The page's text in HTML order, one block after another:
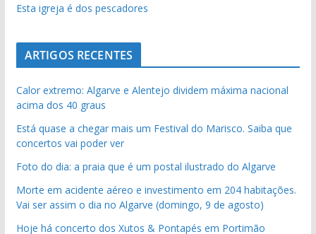
Esta igreja é dos pescadores
ARTIGOS RECENTES
Calor extremo: Algarve e Alentejo dividem máxima nacional
acima dos 40 graus
Está quase a chegar mais um Festival do Marisco. Saiba que
concertos vai poder ver
Foto do dia: a praia que é um postal ilustrado do Algarve
Morte em acidente aéreo e investimento em 204 habitações.
Vai ser assim o dia no Algarve (domingo, 9 de agosto)
Hoje há concerto dos Xutos & Pontapés em Portimão